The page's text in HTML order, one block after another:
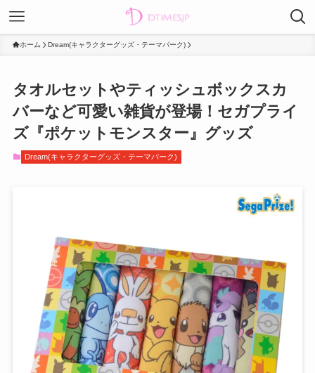
ホーム Dream(キャラクターグッズ・テーマパーク)
タオルセットやティッシュボックスカ
バーなど可愛い雑貨が登場！セガプライ
ズ『ポケットモンスター』グッズ
Dream(キャラクターグッズ・テーマパーク)